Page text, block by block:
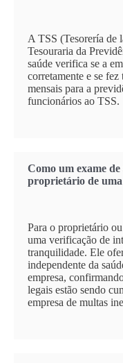
A TSS (Tesorería de
Tesouraria da
saúde verifica se a
corretamente e se
mensais para a
funcionários ao TSS.
Como um exame
proprietário de uma
Para o proprietário
uma verificação de
tranquilidade. Ele
independente da
empresa,
legais estão sendo
empresa de multas